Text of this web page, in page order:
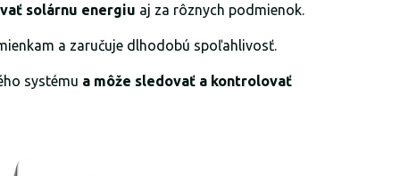
solárnu energiu aj za rôznych podmienok.
a zaručuje dlhodobú spoľahlivosť.
systému a môže sledovať a kontrolovať